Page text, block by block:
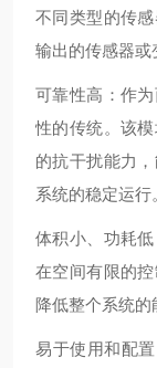
不同类型的传
输出的传感器或
可靠性高：作
性的传统。该
的抗干扰能力
系统的稳定运行
体积小、功耗
在空间有限的
降低整个系统的
易于使用和配